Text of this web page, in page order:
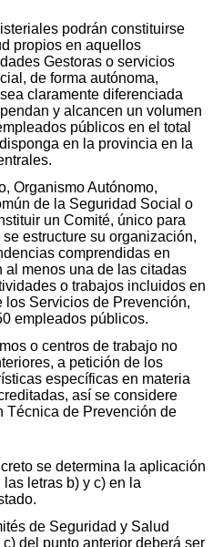
podrán constituirse
propios en aquellos
Gestoras o servicios
de forma autónoma,
claramente diferenciada
y alcancen un volumen
públicos en el total
en la provincia en la
Organismo Autónomo,
de la Seguridad Social o
un Comité, único para
estructure su organización,
comprendidas en
al menos una de las citadas
o trabajos incluidos en
los Servicios de Prevención,
empleados públicos.
o centros de trabajo no
a petición de los
específicas en materia
así se considere
Técnica de Prevención de
se determina la aplicación
letras b) y c) en la
de Seguridad y Salud
del punto anterior deberá ser